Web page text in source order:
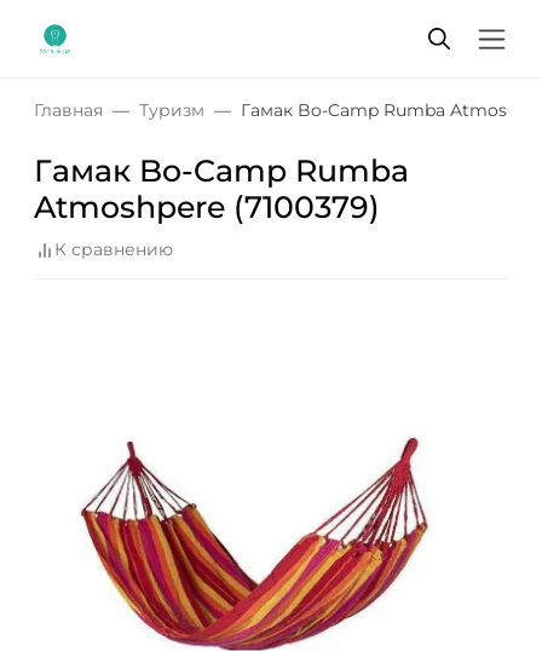
Главная Туризм Гамак Bo-Camp Rumba
Гамак Bo-Camp Rumba
Atmoshpere (7100379)
К сравнению